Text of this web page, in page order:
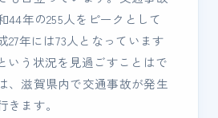
44年の255人をピークとして
27年には73人となっています
いう状況を見過ごすことはで
、滋賀県内で交通事故が発生
ます。